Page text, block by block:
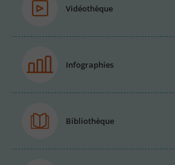
Vidéothèque
Infographies
Bibliothèque